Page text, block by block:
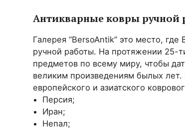
Антикварные ковры ручной
Галерея “BersoAntik” это место,
ручной работы. На протяжении 25-
предметов по всему миру, чтобы
великим произведениям былых
европейского и азиатского
Персия;
Иран;
Непал;